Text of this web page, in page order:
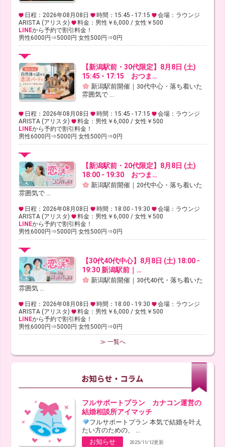
日程：2026年08月08日 時間：15:45 - 17:15
会場：ラウンジ
ARISTA (アリスタ)
料金：男性￥6,000 / 女性￥500
LINEから予約で割引料金！
男性6000円⇒5000円 女性500円⇒0円
【新潟駅前・30代限定】8月8日 (土)
15:45 - 17:15 おつま…
新潟駅前開催｜30代中心・落ち着いた
雰囲気で ...
日程：2026年08月08日 時間：15:45 - 17:15
会場：ラウンジ
ARISTA (アリスタ)
料金：男性￥6,000 / 女性￥500
LINEから予約で割引料金！
男性6000円⇒5000円 女性500円⇒0円
【新潟駅前・20代限定】8月8日 (土)
18:00 - 19:30 おつま…
新潟駅前開催｜20代中心・落ち着いた
雰囲気で ...
日程：2026年08月08日 時間：18:00 - 19:30
会場：ラウンジ
ARISTA (アリスタ)
料金：男性￥6,000 / 女性￥500
LINEから予約で割引料金！
男性6000円⇒5000円 女性500円⇒0円
【30代40代中心】8月8日 (土) 18:00 -
19:30 新潟駅前｜…
新潟駅前開催｜30代40代・落ち着いた
雰囲気 ...
日程：2026年08月08日 時間：18:00 - 19:30
会場：ラウンジ
ARISTA (アリスタ)
料金：男性￥6,000 / 女性￥500
LINEから予約で割引料金！
男性6000円⇒5000円 女性500円⇒0円
≫ 一覧へ
フルサポートプラン カナコン運営の
結婚相談所アイマッチ
フルサポートプラン 本気で結婚を叶え
たい方のための、 ...
お知らせ
2025/11/12更新